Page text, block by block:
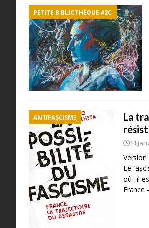
PETITE BIBLIOTHÈQUE A2C
ANTIFASCISME
La
14
Version
Le
où ; il
France